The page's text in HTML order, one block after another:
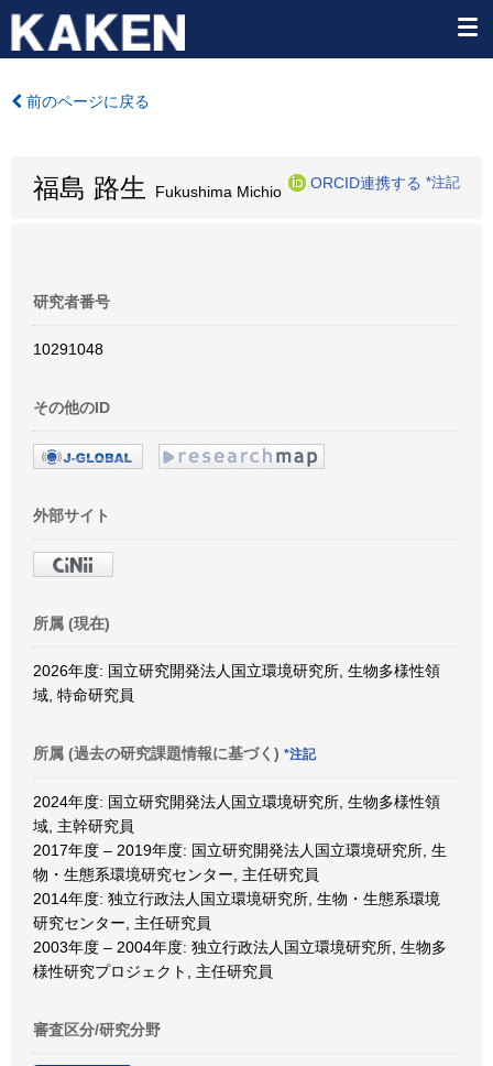
前のページに戻る
福島 路生 Fukushima Michio
ORCID連携する *注記
研究者番号
10291048
その他のID
外部サイト
所属 (現在)
2026年度: 国立研究開発法人国立環境研究所, 生物多様性領
域, 特命研究員
所属 (過去の研究課題情報に基づく) *注記
2024年度: 国立研究開発法人国立環境研究所, 生物多様性領
域, 主幹研究員
2017年度 – 2019年度: 国立研究開発法人国立環境研究所, 生
物・生態系環境研究センター, 主任研究員
2014年度: 独立行政法人国立環境研究所, 生物・生態系環境
研究センター, 主任研究員
2003年度 – 2004年度: 独立行政法人国立環境研究所, 生物多
様性研究プロジェクト, 主任研究員
審査区分/研究分野